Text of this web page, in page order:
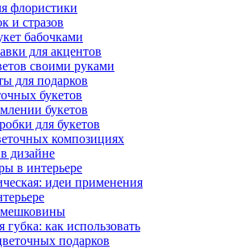
флористики
и стразов
бабочками
для акцентов
своими руками
для подарков
букетов
букетов
для букетов
композициях
дизайне
в интерьере
идеи применения
мешковины
губка: как использовать
подарков